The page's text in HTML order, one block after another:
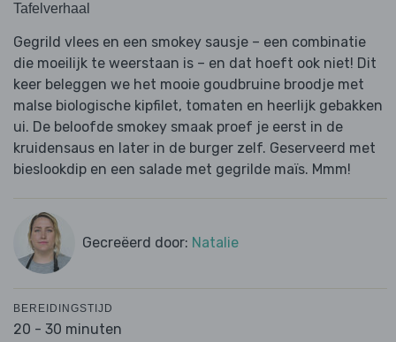
Tafelverhaal
Gegrild vlees en een smokey sausje – een combinatie
die moeilijk te weerstaan ​​is – en dat hoeft ook niet! Dit
keer beleggen we het mooie goudbruine broodje met
malse biologische kipfilet, tomaten en heerlijk gebakken
ui. De beloofde smokey smaak proef je eerst in de
kruidensaus en later in de burger zelf. Geserveerd met
bieslookdip en een salade met gegrilde maïs. Mmm!
Gecreëerd door: Natalie
BEREIDINGSTIJD
20 - 30 minuten